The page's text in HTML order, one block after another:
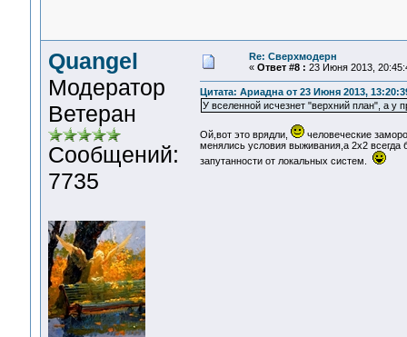
Quangel
Модератор
Ветеран
Сообщений:
7735
Re: Сверхмодерн
« Ответ #8 : 23 Июня 2013,
Цитата: Ариадна от 23 Июня 2013,
У вселенной исчезнет "верхний план", а у
Ой,вот это врядли,
человеческие
менялись условия выживания,а 2х2 всегда
запутанности от локальных систем.